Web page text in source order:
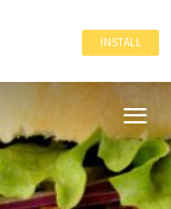
INSTALL